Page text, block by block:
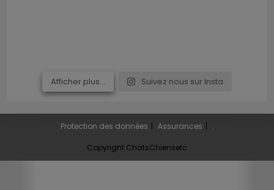
Afficher plus... Suivez nous sur Insta
Protection des données Assurances .
Copyright ChatsChiensetc